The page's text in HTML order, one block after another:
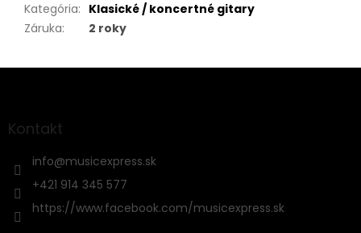
Kategória: Klasické / koncertné gitary
Záruka: 2 roky
Z
äKontakt
info@musicexpress.sk
+421 914 345 577
https://www.facebook.com/musicexpress.sk